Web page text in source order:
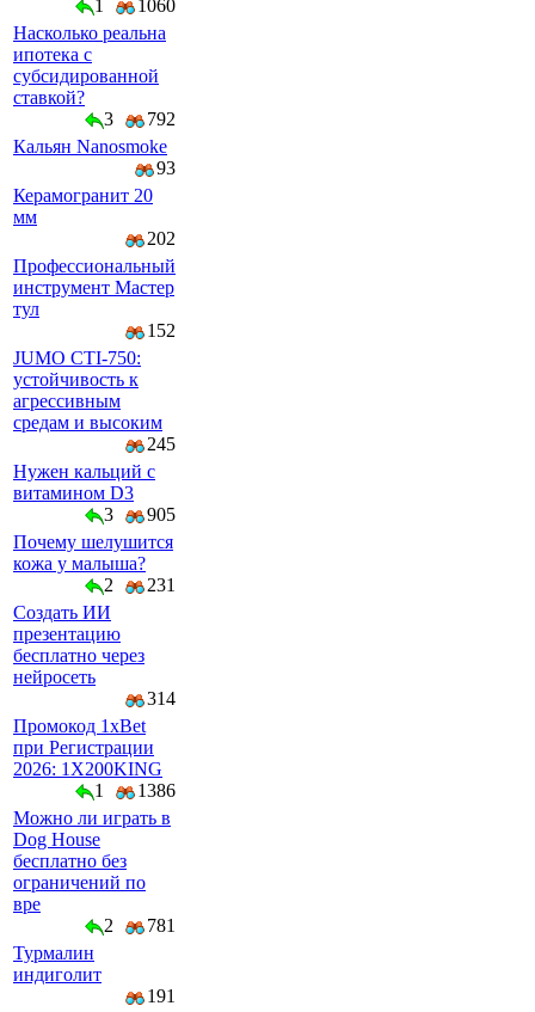
1
1060
Насколько реальна
ипотека с
субсидированной
ставкой?
3
792
Кальян Nanosmoke
93
Керамогранит 20
мм
202
Профессиональный
инструмент Мастер
тул
152
JUMO CTI-750:
устойчивость к
агрессивным
средам и высоким
245
Нужен кальций с
витамином D3
3
905
Почему шелушится
кожа у малыша?
2
231
Создать ИИ
презентацию
бесплатно через
нейросеть
314
Промокод 1xBet
при Регистрации
2026: 1X200KING
1
1386
Можно ли играть в
Dog House
бесплатно без
ограничений по
вре
2
781
Турмалин
индиголит
191